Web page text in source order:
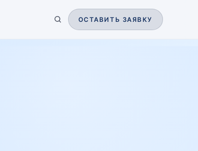
ОСТАВИТЬ ЗАЯВКУ